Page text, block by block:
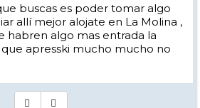
buscas es poder tomar algo
allí mejor alojate en La Molina ,
habren algo mas entrada la
apresski mucho mucho no